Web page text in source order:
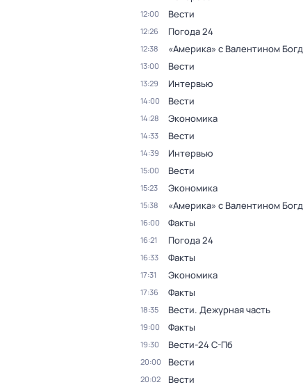
12:00 Вести
12:26 Погода 24
12:38 «Америка» с Валентином
13:00 Вести
13:29 Интервью
14:00 Вести
14:28 Экономика
14:33 Вести
14:39 Интервью
15:00 Вести
15:23 Экономика
15:38 «Америка» с Валентином
16:00 Факты
16:21 Погода 24
16:33 Факты
17:31 Экономика
17:36 Факты
18:35 Вести. Дежурная часть
19:00 Факты
19:30 Вести-24 С-Пб
20:00 Вести
20:02 Вести